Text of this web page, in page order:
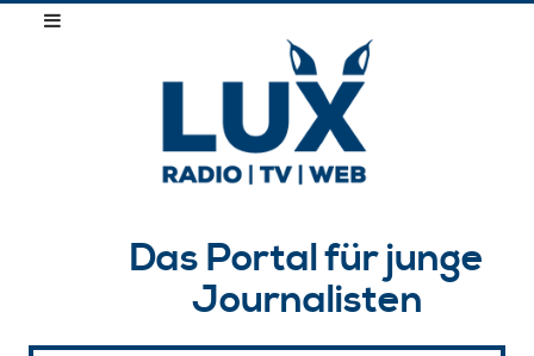
Das Portal für junge
Journalisten